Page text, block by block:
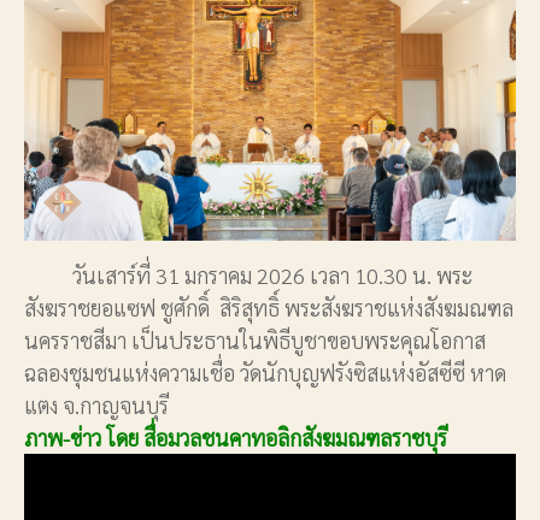
วันเสาร์ที่ 31 มกราคม 2026 เวลา 10.30 น. พระ
สังฆราชยอแซฟ ชูศักดิ์ สิริสุทธิ์ พระสังฆราชแห่งสังฆมณฑล
นครราชสีมา เป็นประธานในพิธีบูชาขอบพระคุณโอกาส
ฉลองชุมชนแห่งความเชื่อ วัดนักบุญฟรังซิสแห่งอัสซีซี หาด
แตง จ.กาญจนบุรี
ภาพ-ข่าว โดย สื่อมวลชนคาทอลิกสังฆมณฑลราชบุรี